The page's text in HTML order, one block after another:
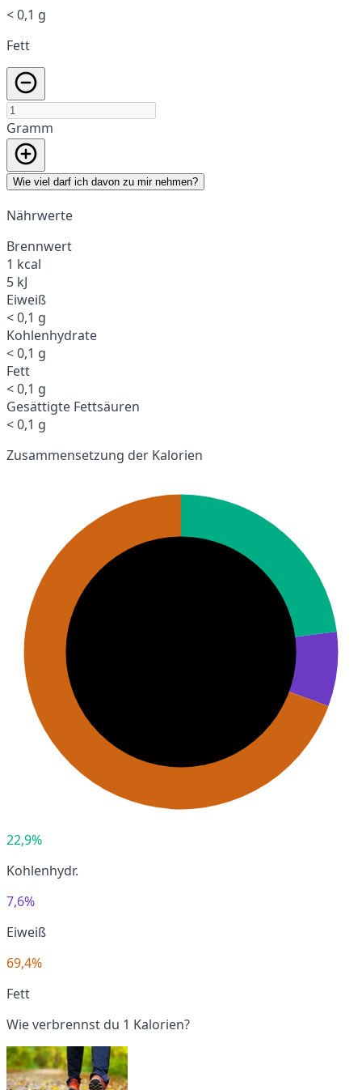
< 0,1 g
Fett
Gramm
Wie viel darf ich davon zu mir nehmen?
Nährwerte
Brennwert
1 kcal
5 kJ
Eiweiß
< 0,1 g
Kohlenhydrate
< 0,1 g
Fett
< 0,1 g
Gesättigte Fettsäuren
< 0,1 g
Zusammensetzung der Kalorien
22,9%
Kohlenhydr.
7,6%
Eiweiß
69,4%
Fett
Wie verbrennst du 1 Kalorien?